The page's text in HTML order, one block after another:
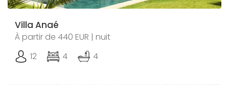
Villa Anaé
À partir de 440 EUR | nuit
12
4 4